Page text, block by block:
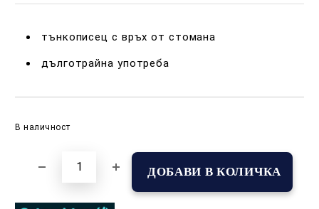
тънкописец с връх от стомана
дълготрайна употреба
В наличност